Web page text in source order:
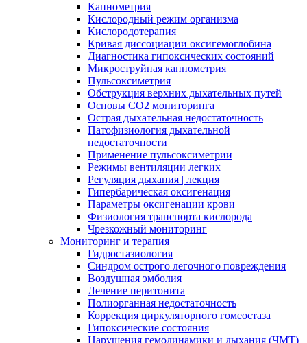
Капнометрия
Кислородный режим организма
Кислородотерапия
Кривая диссоциации оксигемоглобина
Диагностика гипоксических состояний
Микроструйная капнометрия
Пульсоксиметрия
Обструкция верхних дыхательных путей
Основы СО2 мониторинга
Острая дыхательная недостаточность
Патофизиология дыхательной
недостаточности
Применение пульсоксиметрии
Режимы вентиляции легких
Регуляция дыхания | лекция
Гипербарическая оксигенация
Параметры оксигенации крови
Физиология транспорта кислорода
Чрезкожный мониторинг
Мониторинг и терапия
Гидростазиология
Cиндром острого легочного повреждения
Воздушная эмболия
Лечение перитонита
Полиорганная недостаточность
Коррекция циркуляторного гомеостаза
Гипоксические состояния
Нарушения гемодинамики и дыхания (ЧМТ)